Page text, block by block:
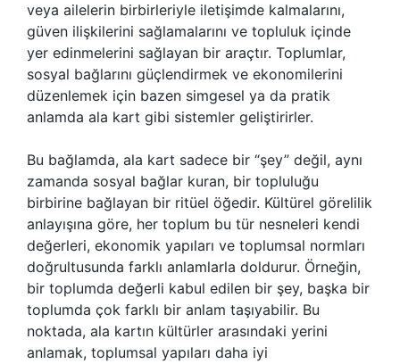
veya ailelerin birbirleriyle iletişimde kalmalarını,
güven ilişkilerini sağlamalarını ve topluluk içinde
yer edinmelerini sağlayan bir araçtır. Toplumlar,
sosyal bağlarını güçlendirmek ve ekonomilerini
düzenlemek için bazen simgesel ya da pratik
anlamda ala kart gibi sistemler geliştirirler.
Bu bağlamda, ala kart sadece bir “şey” değil, aynı
zamanda sosyal bağlar kuran, bir topluluğu
birbirine bağlayan bir ritüel öğedir. Kültürel görelilik
anlayışına göre, her toplum bu tür nesneleri kendi
değerleri, ekonomik yapıları ve toplumsal normları
doğrultusunda farklı anlamlarla doldurur. Örneğin,
bir toplumda değerli kabul edilen bir şey, başka bir
toplumda çok farklı bir anlam taşıyabilir. Bu
noktada, ala kartın kültürler arasındaki yerini
anlamak, toplumsal yapıları daha iyi